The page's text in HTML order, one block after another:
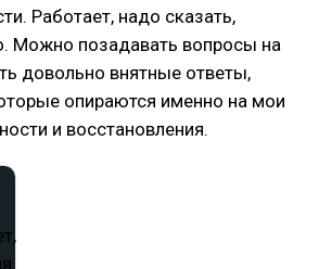
Работает, надо сказать,
Можно позадавать вопросы на
довольно внятные ответы,
опираются именно на мои
и восстановления.